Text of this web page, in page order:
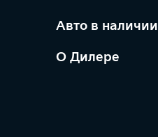
Авто в наличии
О Дилере